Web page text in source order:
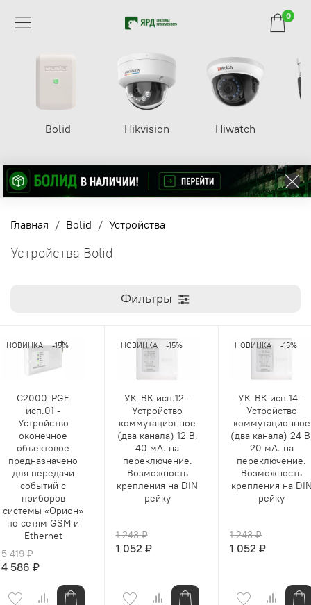
0
Bolid Hikvision Hiwatch
Главная Bolid Устройства
Устройства Bolid
Фильтры
НОВИНКА -15%
С2000-PGE
исп.01 -
Устройство
оконечное
объектовое
предназначено
для передачи
событий с
приборов
системы «Орион»
по сетям GSM и
Ethernet
5 419 ₽
4 586 ₽
НОВИНКА -15%
УК-ВК исп.12 -
Устройство
коммутационное
(два канала) 12 В,
40 мА. на
переключение.
Возможность
крепления на DIN
рейку
1 243 ₽
1 052 ₽
НОВИНКА -15%
УК-ВК исп.14 -
Устройство
коммутационное
(два канала) 24
20 мА. на
переключение.
Возможность
крепления на
рейку
1 243 ₽
1 052 ₽